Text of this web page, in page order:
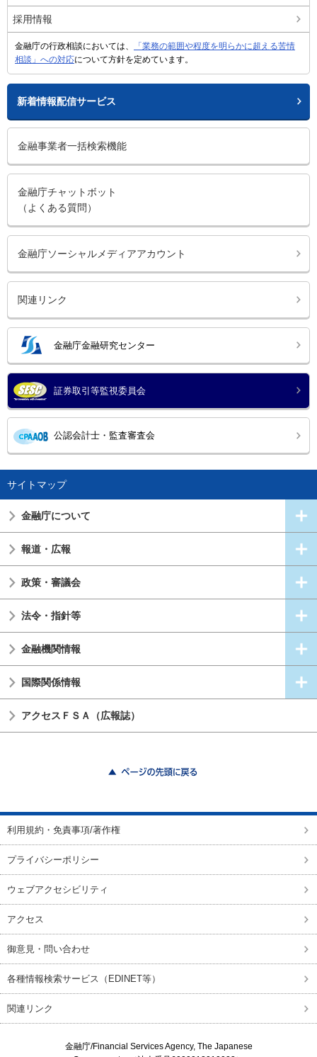
採用情報
金融庁の行政相談においては、
「業務の範囲や程度を明らかに超える苦情
相談」への対応について方針を定めています。
新着情報配信サービス
金融事業者一括検索機能
金融庁チャットボット
（よくある質問）
金融庁ソーシャルメディアアカウント
関連リンク
金融庁金融研究センター
証券取引等監視委員会
公認会計士・監査審査会
サイトマップ
金融庁について
報道・広報
政策・審議会
法令・指針等
金融機関情報
国際関係情報
アクセスＦＳＡ（広報誌）
利用規約・免責事項/著作権
プライバシーポリシー
ウェブアクセシビリティ
アクセス
御意見・問い合わせ
各種情報検索サービス（EDINET等）
関連リンク
金融庁/Financial Services Agency, The Japanese